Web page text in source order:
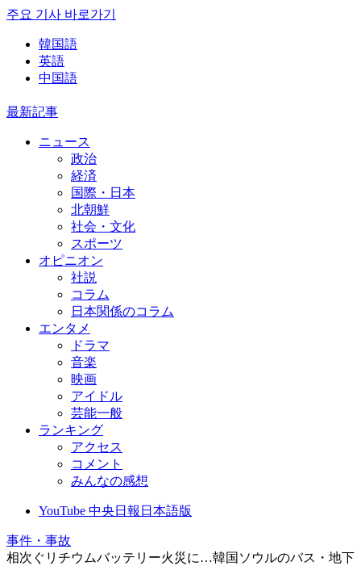
주요 기사 바로가기
韓国語
英語
中国語
最新記事
ニュース
政治
経済
国際・日本
北朝鮮
社会・文化
スポーツ
オピニオン
社説
コラム
日本関係のコラム
エンタメ
ドラマ
音楽
映画
アイドル
芸能一般
ランキング
アクセス
コメント
みんなの感想
YouTube 中央日報日本語版
事件・事故
相次ぐリチウムバッテリー火災に…韓国ソウルのバス・地下